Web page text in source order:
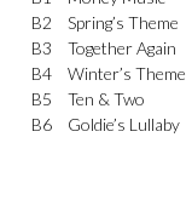
B2
Spring’s Theme
B3
Together Again
B4
Winter’s Theme
B5
Ten & Two
B6
Goldie’s Lullaby